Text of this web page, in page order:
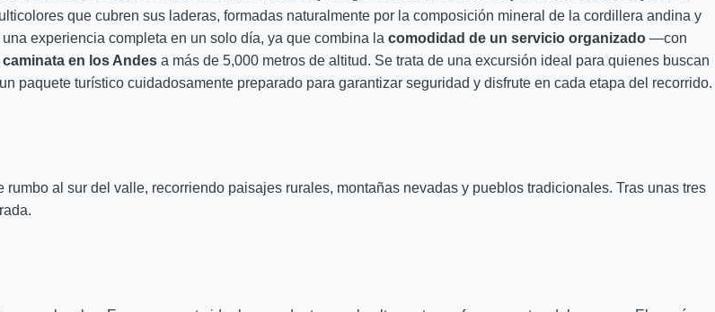
que cubren sus laderas, formadas naturalmente por la composición mineral de la cordillera andina y
experiencia completa en un solo día, ya que combina la comodidad de un servicio organizado —con
en los Andes a más de 5,000 metros de altitud. Se trata de una excursión ideal para quienes buscan
paquete turístico cuidadosamente preparado para garantizar seguridad y disfrute en cada etapa del recorrido.
al sur del valle, recorriendo paisajes rurales, montañas nevadas y pueblos tradicionales. Tras unas tres